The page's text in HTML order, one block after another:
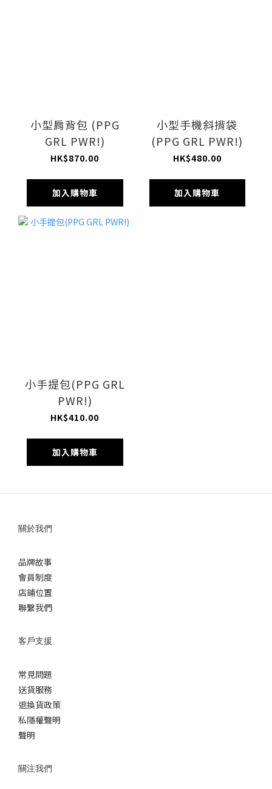
小型肩背包 (PPG
GRL PWR!)
HK$870.00
加入購物車
小型手機斜揹袋
(PPG GRL PWR!)
HK$480.00
加入購物車
小手提包(PPG GRL
PWR!)
HK$410.00
加入購物車
關於我們
品牌故事
會員制度
店鋪位置
聯繫我們
客戶支援
常見問題
送貨服務
退換貨政策
私隱權聲明
聲明
關注我們